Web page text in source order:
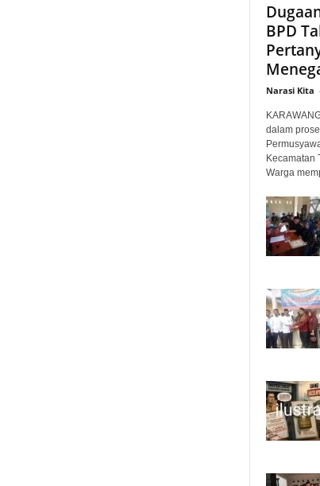
BPD
Narasi Kita
dalam
Kecamatan
Warga